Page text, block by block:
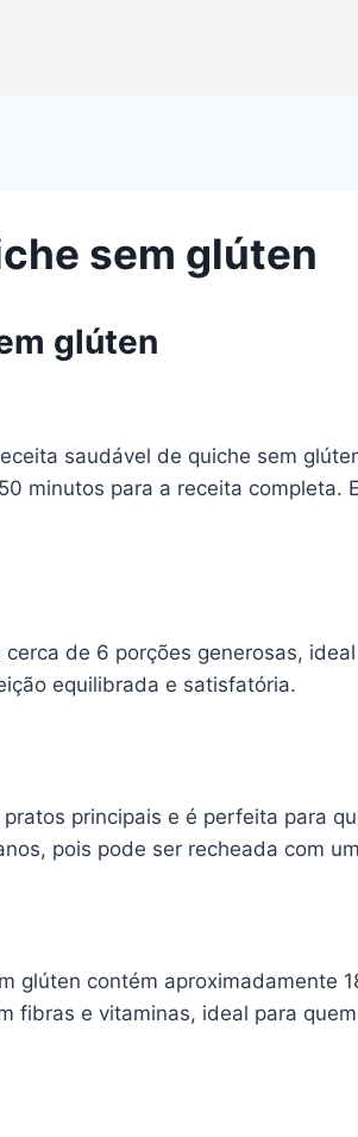
sem glúten
glúten
saudável de quiche sem
minutos para a receita completa.
de 6 porções generosas,
equilibrada e satisfatória.
principais e é perfeita para
pois pode ser recheada com
glúten contém aproximadamente
fibras e vitaminas, ideal para